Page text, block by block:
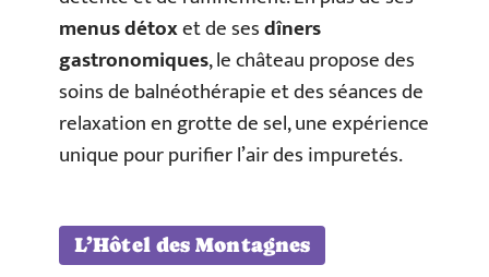
menus détoxet de sesdîners
gastronomiques, le château propose des
soins de balnéothérapie et des séances de
relaxation en grotte de sel, une expérience
unique pour purifier l’air des impuretés.
L’Hôtel des Montagnes